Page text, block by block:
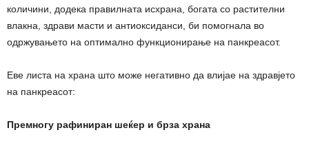
количини, додека правилната исхрана, богата со растителни
влакна, здрави масти и антиоксиданси, би помогнала во
одржувањето на оптимално функционирање на панкреасот.
Еве листа на храна што може негативно да влијае на здравјето
на панкреасот:
Премногу рафиниран шеќер и брза храна